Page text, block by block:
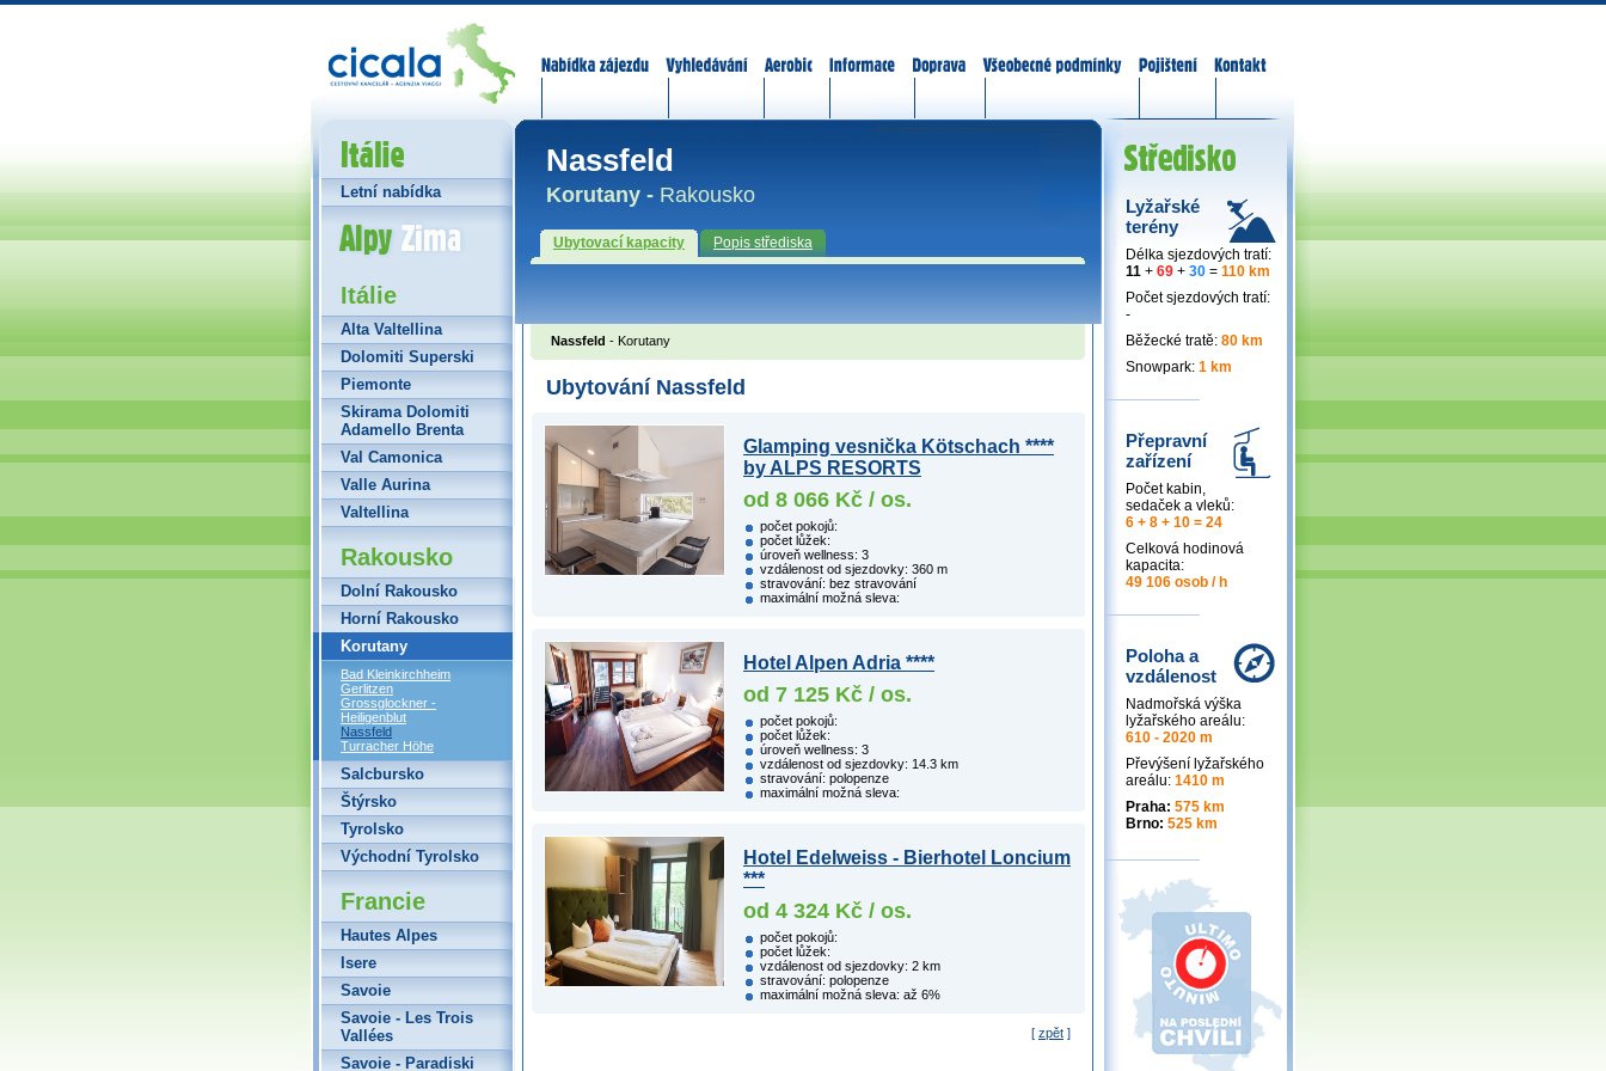
Nassfeld
Korutany - Rakousko
Ubytovací kapacity Popis střediska
Nassfeld - Korutany
Ubytování Nassfeld
Glamping vesnička Kötschach ****
by ALPS RESORTS
od 8 066 Kč / os.
počet pokojů:
počet lůžek:
úroveň wellness: 3
vzdálenost od sjezdovky: 360 m
stravování: bez stravování
maximální možná sleva:
Hotel Alpen Adria ****
od 7 125 Kč / os.
počet pokojů:
počet lůžek:
úroveň wellness: 3
vzdálenost od sjezdovky: 14.3 km
stravování: polopenze
maximální možná sleva:
Hotel Edelweiss - Bierhotel Loncium
***
od 4 324 Kč / os.
počet pokojů:
počet lůžek:
vzdálenost od sjezdovky: 2 km
stravování: polopenze
maximální možná sleva: až 6%
[ zpět ]
Itálie
Letní nabídka
Alpy Zima
Itálie
Alta Valtellina
Dolomiti Superski
Piemonte
Skirama Dolomiti
Adamello Brenta
Val Camonica
Valle Aurina
Valtellina
Rakousko
Dolní Rakousko
Horní Rakousko
Korutany
Bad Kleinkirchheim
Gerlitzen
Grossglockner -
Heiligenblut
Nassfeld
Turracher Höhe
Salcbursko
Štýrsko
Tyrolsko
Východní Tyrolsko
Francie
Hautes Alpes
Isere
Savoie
Savoie - Les Trois
Vallées
Savoie - Paradiski
Lyžařské
terény
Délka sjezdových tratí:
11 + 69 + 30 = 110 km
Počet sjezdových tratí:
-
Běžecké tratě: 80 km
Snowpark: 1 km
Přepravní
zařízení
Počet kabin,
sedaček a vleků:
6 + 8 + 10 = 24
Celková hodinová
kapacita:
49 106 osob / h
Poloha a
vzdálenost
Nadmořská výška
lyžařského areálu:
610 - 2020 m
Převýšení lyžařského
areálu: 1410 m
Praha: 575 km
Brno: 525 km